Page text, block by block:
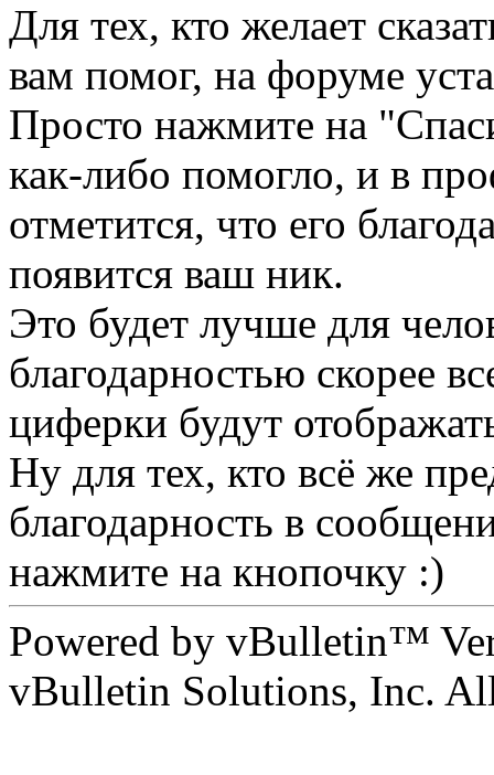
Для тех, кто желает
вам помог, на форуме
Просто нажмите на
как-либо помогло, и в
отметится, что его
появится ваш ник.
Это будет лучше для
благодарностью скорее
циферки будут
Ну для тех, кто всё же
благодарность в
нажмите на кнопочку :)
Powered by vBulletin™
vBulletin Solutions, Inc.